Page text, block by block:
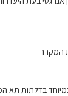
המקרר
בדלתות תא